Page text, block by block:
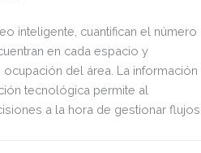
inteligente, cuantifican el número
en cada espacio y
del área. La información
tecnológica permite al
a la hora de gestionar flujos